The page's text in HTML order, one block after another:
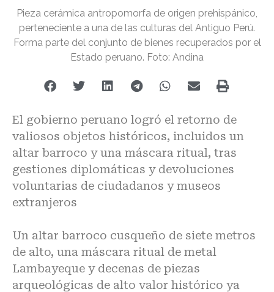
Pieza cerámica antropomorfa de origen prehispánico,
perteneciente a una de las culturas del Antiguo Perú.
Forma parte del conjunto de bienes recuperados por el
Estado peruano. Foto: Andina
El gobierno peruano logró el retorno de
valiosos objetos históricos, incluidos un
altar barroco y una máscara ritual, tras
gestiones diplomáticas y devoluciones
voluntarias de ciudadanos y museos
extranjeros
Un altar barroco cusqueño de siete metros
de alto, una máscara ritual de metal
Lambayeque y decenas de piezas
arqueológicas de alto valor histórico ya